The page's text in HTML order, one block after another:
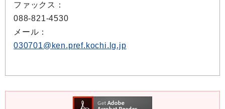
ファックス：
088-821-4530
メール：
030701@ken.pref.kochi.lg.jp